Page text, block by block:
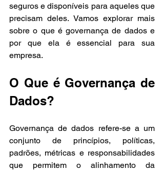
seguros e disponíveis para aqueles que
precisam deles. Vamos explorar mais
sobre o que é governança de dados e
por que ela é essencial para sua
empresa.
O Que é Governança de
Dados?
Governança de dados refere-se a um
conjunto de princípios, políticas,
padrões, métricas e responsabilidades
que permitem o alinhamento da